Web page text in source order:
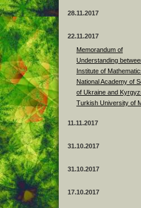
28.11.2017
22.11.2017
Memorandum of
Understanding
Institute of
National Academy of
of Ukraine and
Turkish University of
11.11.2017
31.10.2017
31.10.2017
17.10.2017